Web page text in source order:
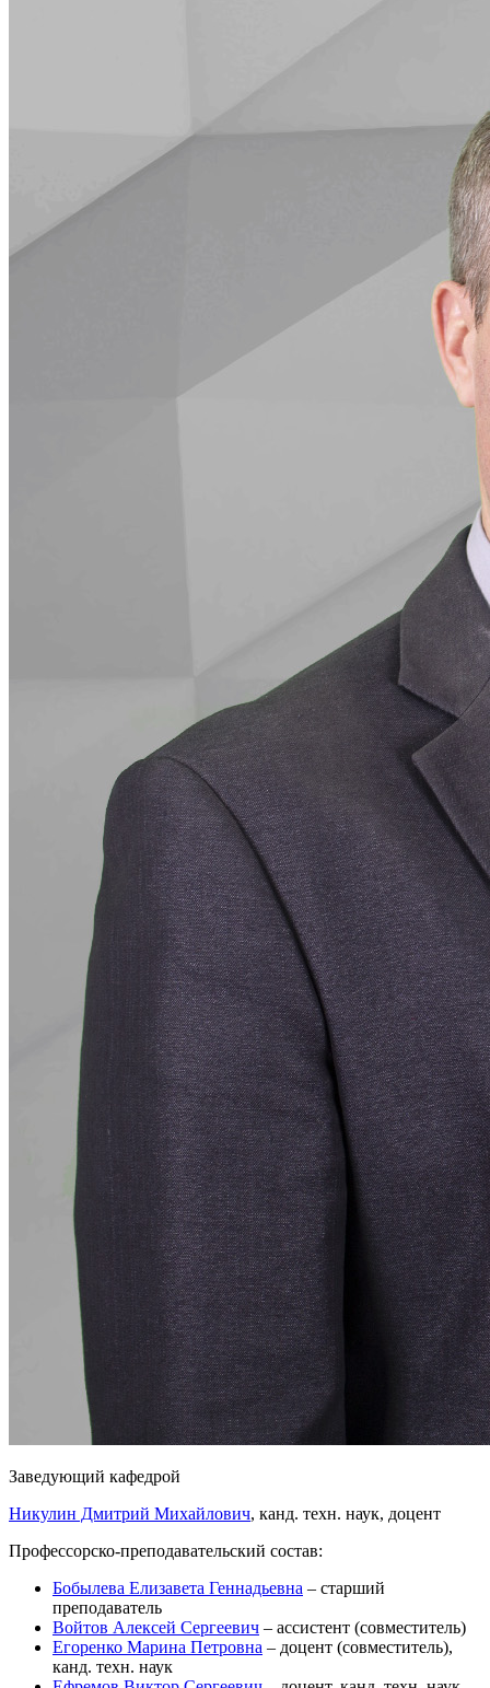
Заведующий кафедрой
Никулин Дмитрий Михайлович, канд. техн. наук, доцент
Профессорско-преподавательский состав:
Бобылева Елизавета Геннадьевна – старший
преподаватель
Войтов Алексей Сергеевич – ассистент (совместитель)
Егоренко Марина Петровна – доцент (совместитель),
канд. техн. наук